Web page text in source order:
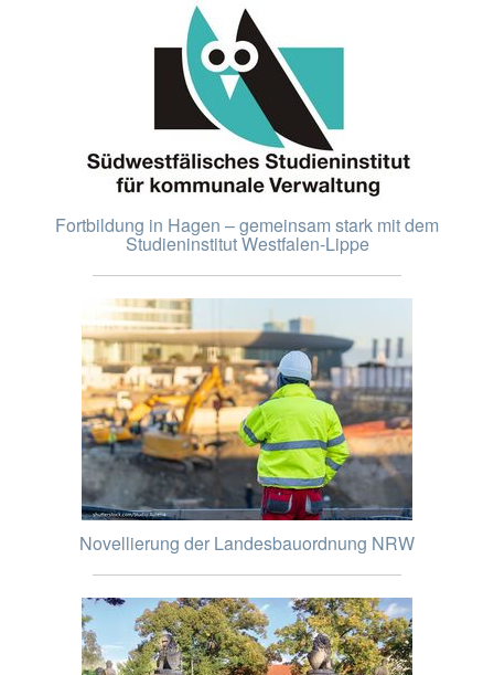
Fortbildung in Hagen – gemeinsam stark mit dem
Studieninstitut Westfalen-Lippe
Novellierung der Landesbauordnung NRW